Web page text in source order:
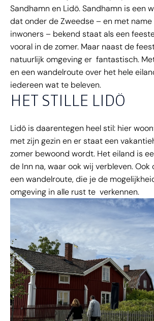
Sandhamn en Lidö. Sandhamn is een
dat onder de Zweedse – en met
inwoners – bekend staat als een
vooral in de zomer. Maar naast de
natuurlijk omgeving er fantastisch.
en een wandelroute over het hele
iedereen wat te beleven.
HET STILLE LIDÖ
Lidö is daarentegen heel stil: hier
met zijn gezin en er staat een
zomer bewoond wordt. Het eiland is
de Inn na, waar ook wij verbleven. Ook
een wandelroute, die je de
omgeving in alle rust te verkennen.